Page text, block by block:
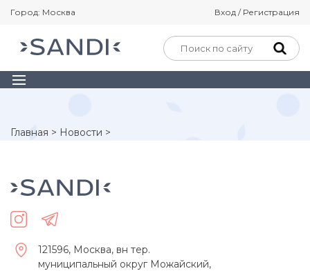
Город: Москва Вход / Регистрация
Главная > Новости >
121596, Москва, вн тер.
муниципальный округ Можайский,